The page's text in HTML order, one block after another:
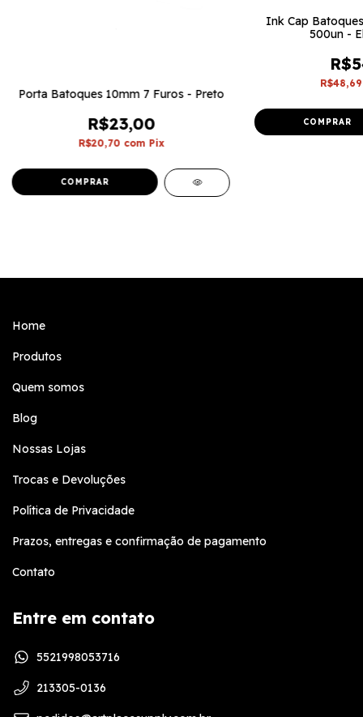
Porta Batoques 10mm 7 Furos - Preto
R$23,00
R$20,70 com Pix
Ink Cap
500un -
Home
Produtos
Quem somos
Blog
Nossas Lojas
Trocas e Devoluções
Política de Privacidade
Prazos, entregas e confirmação de pagamento
Contato
Entre em contato
5521998053716
213305-0136